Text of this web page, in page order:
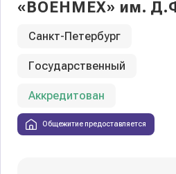
«ВОЕНМЕХ» им.
Санкт-Петербург
Государственный
Аккредитован
Общежитие предоставляется